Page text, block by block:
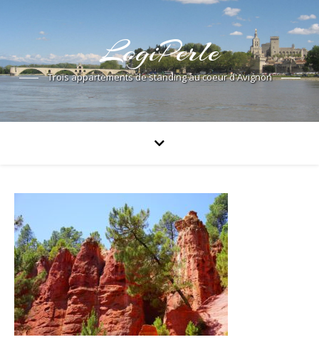
LogiPerle
Trois appartements de standing au coeur d'Avignon